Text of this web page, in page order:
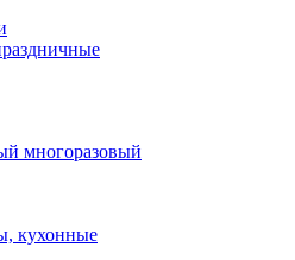
многоразовый
кухонные